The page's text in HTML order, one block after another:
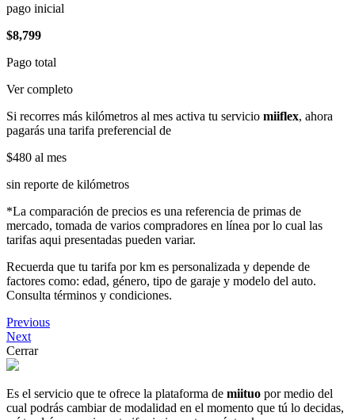
pago inicial
$8,799
Pago total
Ver completo
Si recorres más kilómetros al mes activa tu servicio miiflex, ahora
pagarás una tarifa preferencial de
$480 al mes
sin reporte de kilómetros
*La comparación de precios es una referencia de primas de
mercado, tomada de varios compradores en línea por lo cual las
tarifas aqui presentadas pueden variar.
Recuerda que tu tarifa por km es personalizada y depende de
factores como: edad, género, tipo de garaje y modelo del auto.
Consulta términos y condiciones.
Previous
Next
Cerrar
Es el servicio que te ofrece la plataforma de miituo por medio del
cual podrás cambiar de modalidad en el momento que tú lo decidas,